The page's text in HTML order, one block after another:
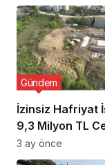
İzinsiz Hafriyat
9,3 Milyon TL
Gündem
3 ay önce